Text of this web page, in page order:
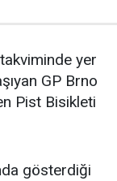
yer
GP Brno
Pist Bisikleti
gösterdiği